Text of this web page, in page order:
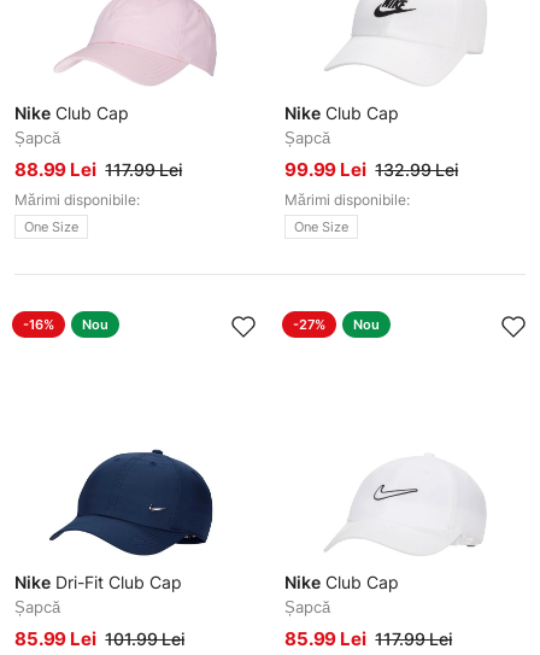
Nike Club Cap
Șapcă
88.99 Lei 117.99 Lei
Mărimi disponibile:
One Size
Nike Club Cap
Șapcă
99.99 Lei 132.99 Lei
Mărimi disponibile:
One Size
-16% Nou
Nike Dri-Fit Club Cap
Șapcă
85.99 Lei 101.99 Lei
-27% Nou
Nike Club Cap
Șapcă
85.99 Lei 117.99 Lei